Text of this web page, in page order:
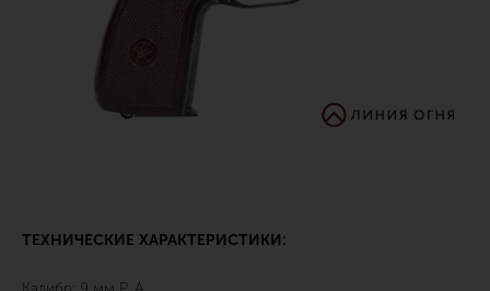
ТЕХНИЧЕСКИЕ ХАРАКТЕРИСТИКИ: